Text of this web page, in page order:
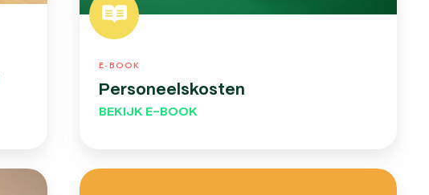
E-BOOK
Personeelskosten
BEKIJK E-BOOK
Werkgeverswijzer